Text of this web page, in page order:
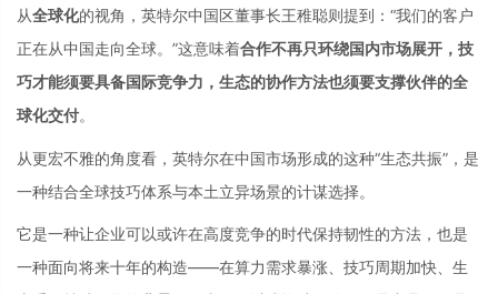
从全球化的视角，英特尔中国区董事长王稚聪则提到：“我们的客户
正在从中国走向全球。”这意味着合作不再只环绕国内市场展开，技
巧才能须要具备国际竞争力，生态的协作方法也须要支撑伙伴的全
球化交付。
从更宏不雅的角度看，英特尔在中国市场形成的这种“生态共振”，是
一种结合全球技巧体系与本土立异场景的计谋选择。
它是一种让企业可以或许在高度竞争的时代保持韧性的方法，也是
一种面向将来十年的构造——在算力需求暴涨、技巧周期加快、生